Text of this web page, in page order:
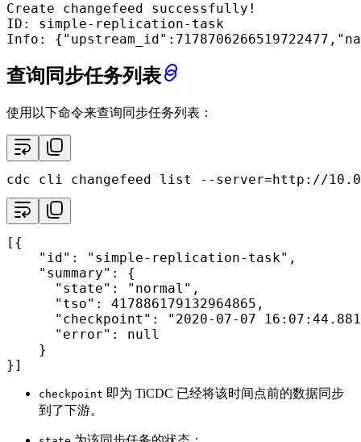
Create changefeed successfully!
ID: simple-replication-task
Info: { "upstream_id" :7178706266519722477,
查询同步任务列表
使用以下命令来查询同步任务列表：
cdc cli changefeed list --server=http://
[{
"id" : "simple-replication-task" ,
"summary" : {
"state" : "normal" ,
"tso" : 417886179132964865,
"checkpoint" :
"2020-07-07
"error" : null
    }
}]
checkpoint 即为 TiCDC 已经将该时间点前的数据同步
到了下游。